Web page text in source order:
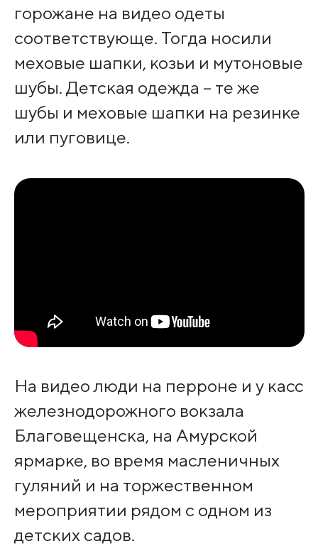
горожане на видео одеты
соответствующе. Тогда носили
меховые шапки, козьи и мутоновые
шубы. Детская одежда – те же
шубы и меховые шапки на резинке
или пуговице.
На видео люди на перроне и у касс
железнодорожного вокзала
Благовещенска, на Амурской
ярмарке, во время масленичных
гуляний и на торжественном
мероприятии рядом с одном из
детских садов.